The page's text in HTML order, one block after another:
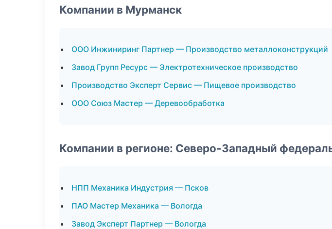
Компании в Мурманск
ООО Инжиниринг Партнер — Производство металлоконструкций
Завод Групп Ресурс — Электротехническое производство
Производство Эксперт Сервис — Пищевое производство
ООО Союз Мастер — Деревообработка
Компании в регионе: Северо-Западный
НПП Механика Индустрия — Псков
ПАО Мастер Механика — Вологда
Завод Эксперт Партнер — Вологда